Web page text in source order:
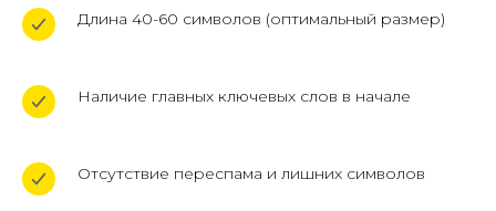
Длина 40-60 символов (оптимальный размер)
Наличие главных ключевых слов в начале
Отсутствие переспама и лишних символов